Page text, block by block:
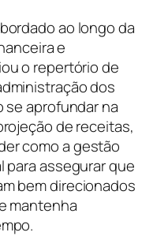
ao longo da
e
o repertório de
dos
se aprofundar na
de receitas,
como a gestão
assegurar que
bem direcionados
mantenha